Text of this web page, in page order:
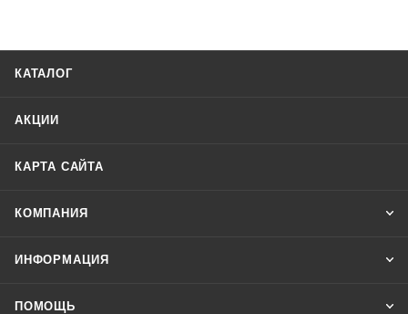
КАТАЛОГ
АКЦИИ
КАРТА САЙТА
КОМПАНИЯ
ИНФОРМАЦИЯ
ПОМОЩЬ